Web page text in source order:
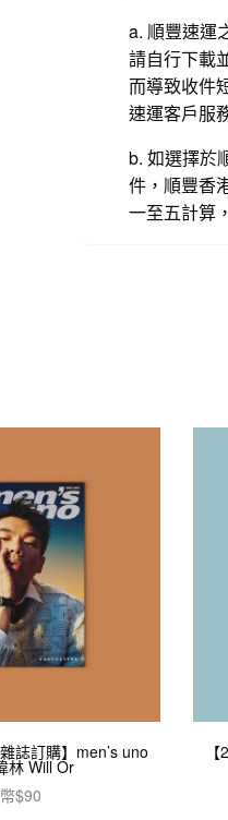
a. 順豐速運
請自行下載
而導致收件
速運客戶服
b. 如選擇於
件，順豐香
一至五計算
誌訂購】men’s uno
林 Will Or
$90